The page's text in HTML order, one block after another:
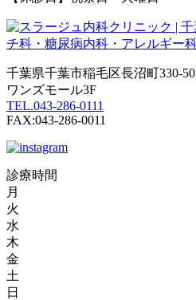
千葉県千葉市稲毛区長沼町330-50
ワンズモール3F
TEL.043-286-0111
FAX:043-286-0011
診療時間
月
火
水
木
金
土
日